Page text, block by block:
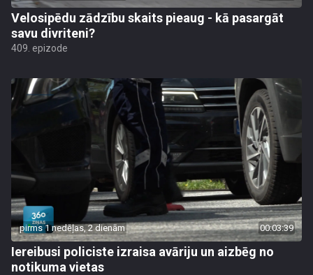
Velosipēdu zādzību skaits pieaug - kā pasargāt
savu divriteni?
409. epizode
pirms 1 nedēļas, 2 dienām 00:03:39
Iereibusi policiste izraisa avāriju un aizbēg no
notikuma vietas